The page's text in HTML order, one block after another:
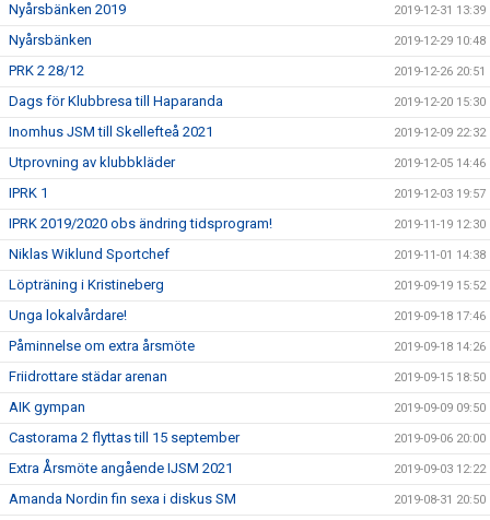
Nyårsbänken 2019 2019-12-31 13:39
Nyårsbänken 2019-12-29 10:48
PRK 2 28/12 2019-12-26 20:51
Dags för Klubbresa till Haparanda 2019-12-20 15:30
Inomhus JSM till Skellefteå 2021 2019-12-09 22:32
Utprovning av klubbkläder 2019-12-05 14:46
IPRK 1 2019-12-03 19:57
IPRK 2019/2020 obs ändring tidsprogram! 2019-11-19 12:30
Niklas Wiklund Sportchef 2019-11-01 14:38
Löpträning i Kristineberg 2019-09-19 15:52
Unga lokalvårdare! 2019-09-18 17:46
Påminnelse om extra årsmöte 2019-09-18 14:26
Friidrottare städar arenan 2019-09-15 18:50
AIK gympan 2019-09-09 09:50
Castorama 2 flyttas till 15 september 2019-09-06 20:00
Extra Årsmöte angående IJSM 2021 2019-09-03 12:22
Amanda Nordin fin sexa i diskus SM 2019-08-31 20:50